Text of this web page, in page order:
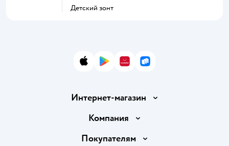
Детский зонт
App StoreGoogle Play
AppGallery
RuStore
Интернет-магазин
Доставка и оплата
Компания
Вакансии
Покупателям